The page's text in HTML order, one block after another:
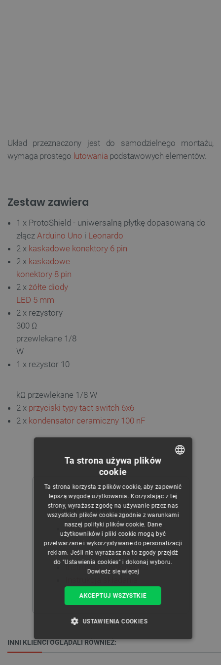
Układ przeznaczony jest do samodzielnego montażu,
wymaga prostego lutowania podstawowych elementów.
Zestaw zawiera
1 x ProtoShield - uniwersalną płytkę dopasowaną do
złącz Arduino Uno i Leonardo
2 x kaskadowe konektory 6 pin
2 x kaskadowe
konektory 8 pin
2 x żółte diody
LED 5 mm
2 x rezystory
300 Ω
przewlekane 1/8
W
1 x rezystor 10
kΩ przewlekane 1/8 W
2 x przyciski typy tact switch 6x6
2 x kondensator ceramiczny 100 nF
Przydatne linki
Strona produktu DEV-07914
Schemat modułu
Pliki programu Eagle
Instrukcja użytkownika
INNI KLIENCI OGLĄDALI RÓWNIEŻ:
CZECH
ENGLISH
GERMAN
Ta strona używa plików
cookie
Ta strona korzysta z plików cookie, aby zapewnić
lepszą wygodę użytkowania. Korzystając z tej
strony, wyrażasz zgodę na używanie przez nas
wszystkich plików cookie zgodnie z warunkami
naszej polityki plików cookie. Dane
użytkowników i pliki cookie mogą być
przetwarzane i wykorzystywane do personalizacji
reklam. Jeśli nie wyrażasz na to zgody przejdź
do "Ustawienia cookies" i dokonaj wyboru.
Dowiedz się więcej
AKCEPTUJ WSZYSTKIE
USTAWIENIA COOKIES
NIEZBĘDNE